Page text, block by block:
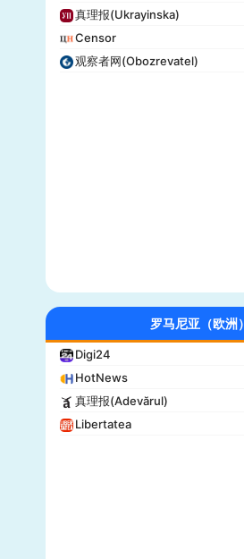
真理报(Ukrayinska)
Censor
观察者网(Obozrevatel)
罗马尼亚（欧洲）
Digi24
HotNews
真理报(Adevărul)
Libertatea